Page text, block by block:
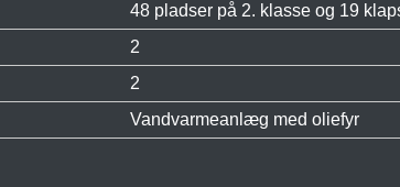
48 pladser på 2. klasse og 19
2
2
Vandvarmeanlæg med oliefyr